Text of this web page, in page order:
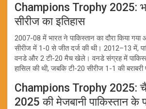
Champions Trophy 2025:
सीरीज का इतिहास
2007-08 में भारत ने पाकिस्तान का दौरा किया
सीरीज में 1-0 से जीत दर्ज की थी। 2012–13 में,
वनडे और 2 टी-20 मैच खेले। वनडे संग्रह में
हासिल की थी, जबकि टी-20 सीरीज 1-1 की बराबरी
Champions Trophy 2025:
2025 की मेजबानी पाकिस्तान के